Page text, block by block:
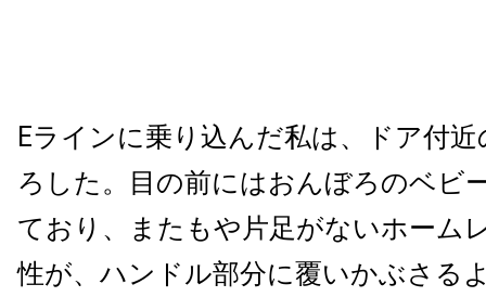
Eラインに乗り込んだ私は、ドア付
ろした。目の前にはおんぼろのベビ
ており、またもや片足がないホーム
性が、ハンドル部分に覆いかぶさる